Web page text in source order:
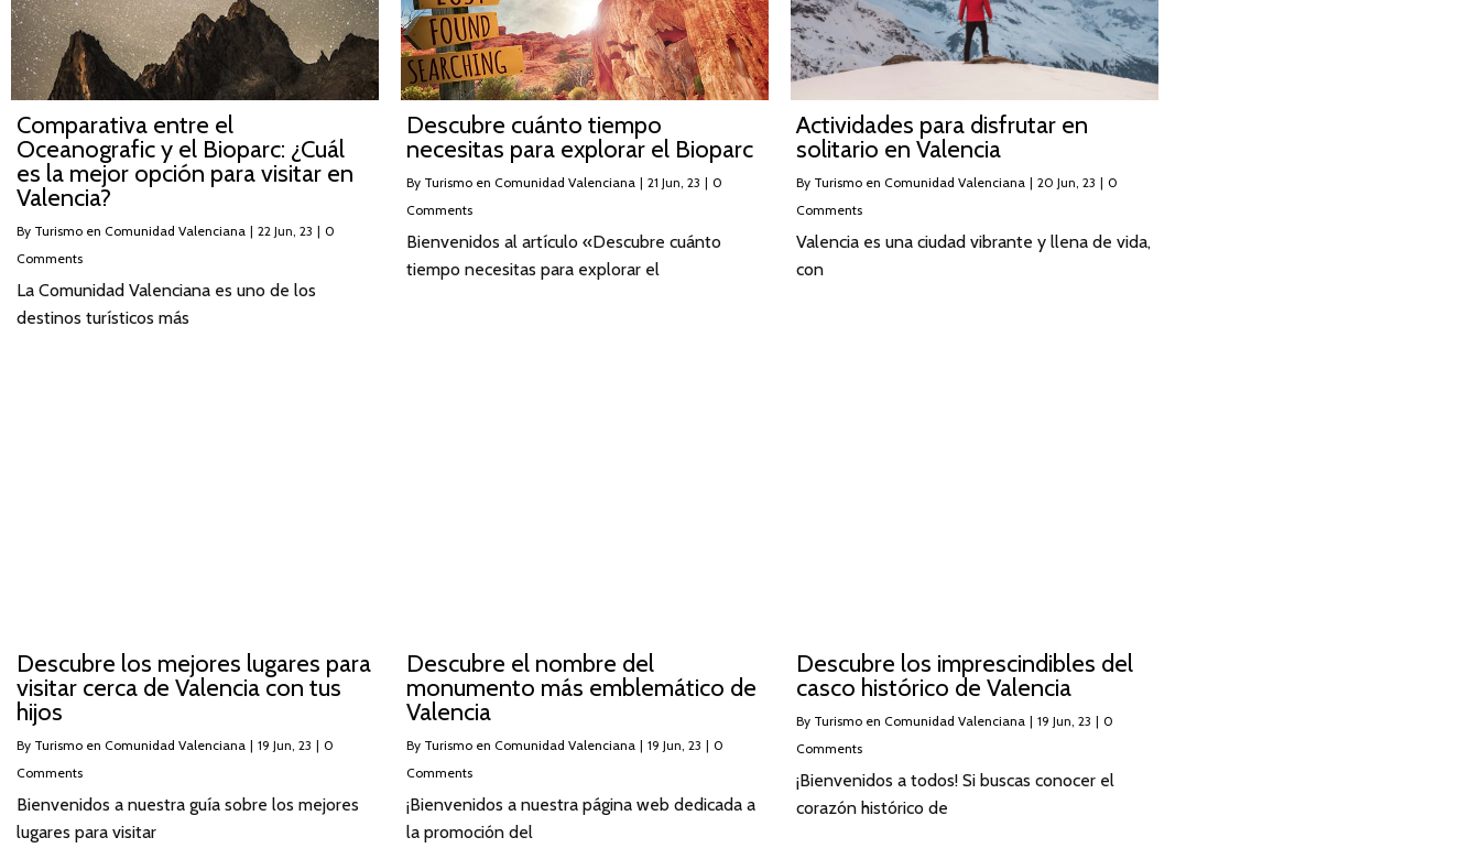
Comparativa entre el
Oceanografic y el Bioparc: ¿Cuál
es la mejor opción para visitar en
Valencia?
By Turismo en Comunidad Valenciana | 22 Jun, 23 | 0
Comments
La Comunidad Valenciana es uno de los
destinos turísticos más
Descubre cuánto tiempo
necesitas para explorar el Bioparc
By Turismo en Comunidad Valenciana | 21 Jun, 23 | 0
Comments
Bienvenidos al artículo «Descubre cuánto
tiempo necesitas para explorar el
Actividades para disfrutar en
solitario en Valencia
By Turismo en Comunidad Valenciana | 20 Jun, 23 | 0
Comments
Valencia es una ciudad vibrante y llena de vida,
con
Descubre los mejores lugares para
visitar cerca de Valencia con tus
hijos
By Turismo en Comunidad Valenciana | 19 Jun, 23 | 0
Comments
Bienvenidos a nuestra guía sobre los mejores
lugares para visitar
Descubre el nombre del
monumento más emblemático de
Valencia
By Turismo en Comunidad Valenciana | 19 Jun, 23 | 0
Comments
¡Bienvenidos a nuestra página web dedicada a
la promoción del
Descubre los imprescindibles del
casco histórico de Valencia
By Turismo en Comunidad Valenciana | 19 Jun, 23 | 0
Comments
¡Bienvenidos a todos! Si buscas conocer el
corazón histórico de